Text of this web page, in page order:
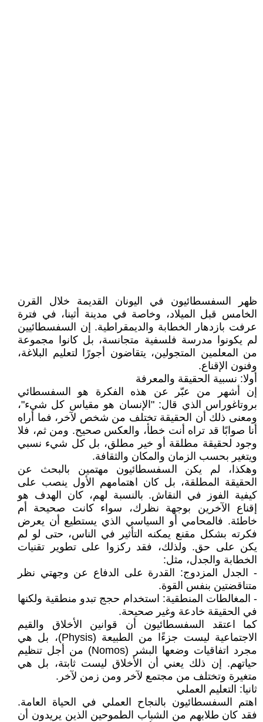
ظهر السفسطائيون في اليونان القديمة خلال القرن
الخامس قبل الميلاد، وخاصة في مدينة أثينا، في فترة
عرفت بازدهار الخطابة والديمقراطية. إن السفسطائيين
لم يكونوا مدرسة فلسفية متجانسة، بل كانوا مجموعة
من المعلمين المتجولين، يتقاضون أجورًا لتعليم البلاغة،
وفنون الإقناع.
أولا: نسبية الحقيقة والمعرفة
إن أشهر من عبّر عن هذه الفكرة هو السفسطائي
بروتاغوراس الذي قال: "الإنسان هو مقياس كل شيء"،
ومعنى ذلك أن الحقيقة تختلف من شخص لآخر، فما أراه
أنا صوابًا قد تراه أنت خطأ، والعكس صحيح. ومن ثم، فلا
وجود لحقيقة مطلقة أو خير مطلق، بل كل شيء نسبي
ويتغير بحسب الزمان والمكان والثقافة.
وهكذا، لم يكن السفسطائيون مهتمين بالبحث عن
الحقيقة المطلقة، بل كان اهتمامهم الأول ينصب على
كيفية الفوز في النقاش. بالنسبة لهم، كان الهدف هو
إقناع الآخرين بوجهة نظرك، سواء كانت صحيحة أم
خاطئة. فالمحامي أو السياسي الذي يستطيع أن يعرض
فكرته بشكل مقنع يمكنه التأثير في الناس، حتى لو لم
يكن على حق. ولذلك، فقد ركزوا على تطوير تقنيات
الخطابة والجدل، مثل:
- الجدل المزدوج: القدرة على الدفاع عن وجهتي نظر
متناقضتين بنفس القوة.
- المغالطات المنطقية: استخدام حجج تبدو منطقية ولكنها
في الحقيقة خادعة وغير صحيحة.
كما اعتقد السفسطائيون أن قوانين الأخلاق والقيم
الاجتماعية ليست جزءًا من الطبيعة (Physis)، بل هي
مجرد اتفاقيات وضعها البشر (Nomos) من أجل تنظيم
حياتهم. إن ذلك يعني أن الأخلاق ليست ثابتة، بل هي
متغيرة وتختلف من مجتمع لآخر ومن زمن لآخر.
ثانيا: التعليم العملي
اهتم السفسطائيون بالنجاح العملي في الحياة العامة.
فقد كان طلابهم من الشباب الطموحين الذين يريدون أن